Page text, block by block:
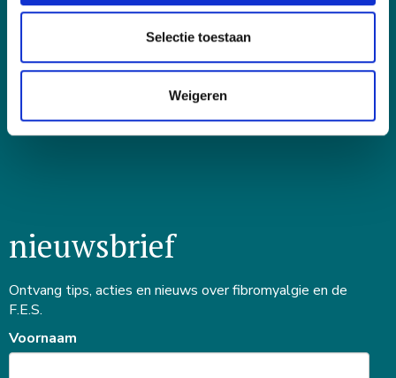
Selectie toestaan
Weigeren
voordeel voor leden
nieuwsbrief
Ontvang tips, acties en nieuws over fibromyalgie en de
F.E.S.
Voornaam